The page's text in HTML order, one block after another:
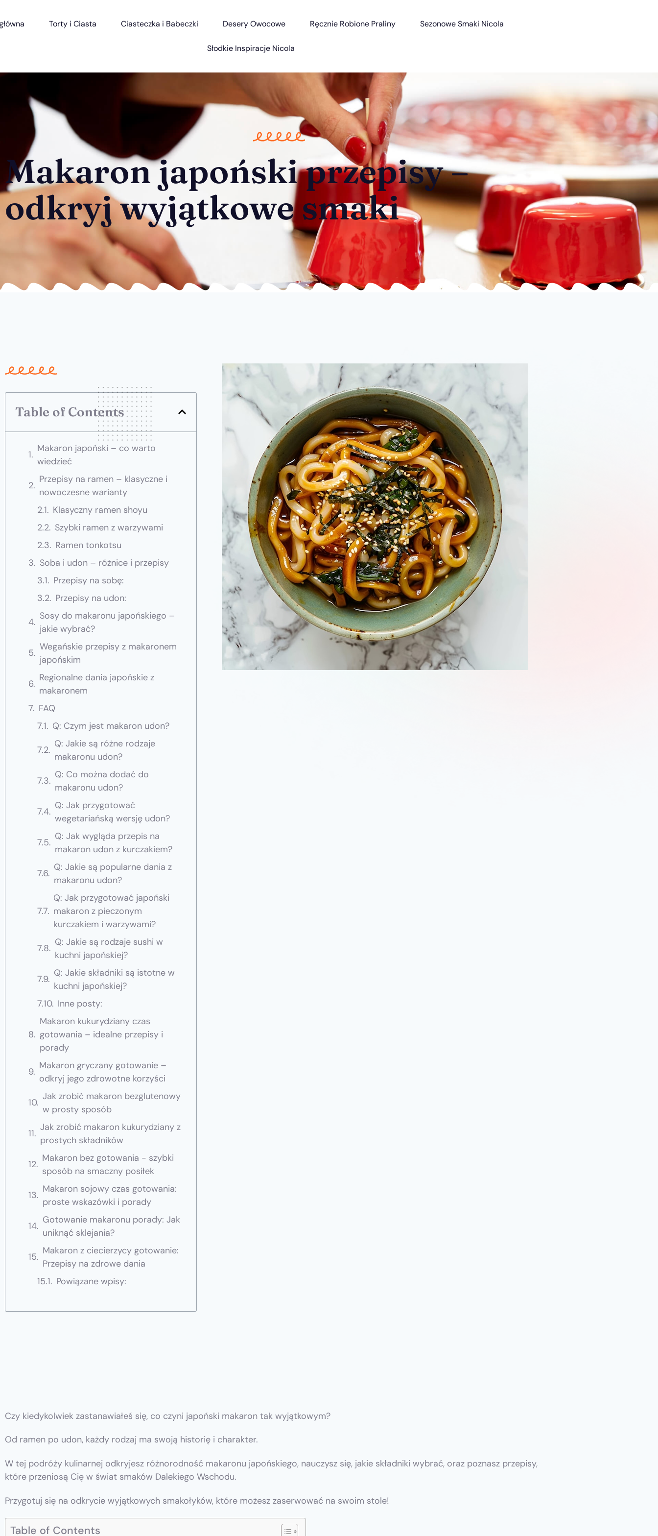
Torty i Ciasta Ciasteczka i Babeczki Desery Owocowe Ręcznie Robione Praliny Sezonowe Smaki Nicola
Słodkie Inspiracje Nicola
Makaron japoński przepisy –
odkryj wyjątkowe smaki
Table of Contents
Makaron japoński – co warto
wiedzieć
Przepisy na ramen – klasyczne i
nowoczesne warianty
Klasyczny ramen shoyu
Szybki ramen z warzywami
Ramen tonkotsu
Soba i udon – różnice i przepisy
Przepisy na sobę:
Przepisy na udon:
Sosy do makaronu japońskiego –
jakie wybrać?
Wegańskie przepisy z makaronem
japońskim
Regionalne dania japońskie z
makaronem
FAQ
Q: Czym jest makaron udon?
Q: Jakie są różne rodzaje
makaronu udon?
Q: Co można dodać do
makaronu udon?
Q: Jak przygotować
wegetariańską wersję udon?
Q: Jak wygląda przepis na
makaron udon z kurczakiem?
Q: Jakie są popularne dania z
makaronu udon?
Q: Jak przygotować japoński
makaron z pieczonym
kurczakiem i warzywami?
Q: Jakie są rodzaje sushi w
kuchni japońskiej?
Q: Jakie składniki są istotne w
kuchni japońskiej?
Inne posty:
Makaron kukurydziany czas
gotowania – idealne przepisy i
porady
Makaron gryczany gotowanie –
odkryj jego zdrowotne korzyści
Jak zrobić makaron bezglutenowy
w prosty sposób
Jak zrobić makaron kukurydziany z
prostych składników
Makaron bez gotowania - szybki
sposób na smaczny posiłek
Makaron sojowy czas gotowania:
proste wskazówki i porady
Gotowanie makaronu porady: Jak
uniknąć sklejania?
Makaron z ciecierzycy gotowanie:
Przepisy na zdrowe dania
Powiązane wpisy:
Czy kiedykolwiek zastanawiałeś się, co czyni japoński makaron tak wyjątkowym?
Od ramen po udon, każdy rodzaj ma swoją historię i charakter.
W tej podróży kulinarnej odkryjesz różnorodność makaronu japońskiego, nauczysz się, jakie składniki wybrać, oraz poznasz przepisy,
które przeniosą Cię w świat smaków Dalekiego Wschodu.
Przygotuj się na odkrycie wyjątkowych smakołyków, które możesz zaserwować na swoim stole!
Table of Contents